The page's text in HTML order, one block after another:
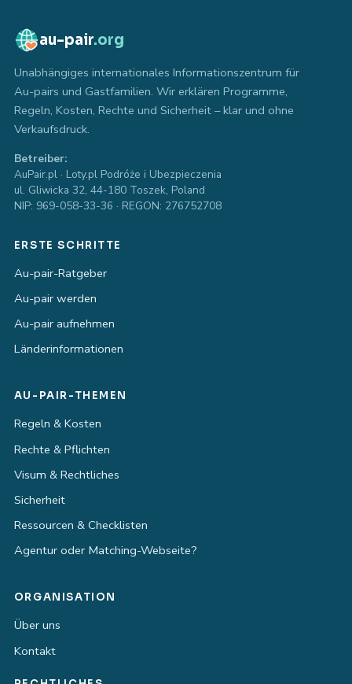
au-pair.org
Unabhängiges internationales Informationszentrum für
Au-pairs und Gastfamilien. Wir erklären Programme,
Regeln, Kosten, Rechte und Sicherheit – klar und ohne
Verkaufsdruck.
Betreiber:
AuPair.pl · Loty.pl Podróże i Ubezpieczenia
ul. Gliwicka 32, 44-180 Toszek, Poland
NIP: 969-058-33-36 · REGON: 276752708
ERSTE SCHRITTE
Au-pair-Ratgeber
Au-pair werden
Au-pair aufnehmen
Länderinformationen
AU-PAIR-THEMEN
Regeln & Kosten
Rechte & Pflichten
Visum & Rechtliches
Sicherheit
Ressourcen & Checklisten
Agentur oder Matching-Webseite?
ORGANISATION
Über uns
Kontakt